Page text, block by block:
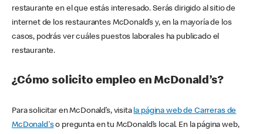
restaurante en el que estás interesado. Serás dirigido al sitio de
internet de los restaurantes McDonald’s y, en la mayoría de los
casos, podrás ver cuáles puestos laborales ha publicado el
restaurante.
¿Cómo solicito empleo en McDonald’s?
Para solicitar en McDonald’s, visita la página web de Carreras de
McDonald'so pregunta en tu McDonald’s local. En la página web,